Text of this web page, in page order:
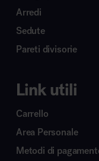
Arredi
Sedute
Pareti divisorie
Link utili
Carrello
Area Personale
Metodi di